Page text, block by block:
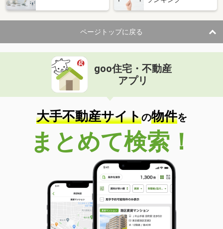
ページトップに戻る
goo住宅・不動産
アプリ
大手不動産サイトの物件を
まとめて検索！